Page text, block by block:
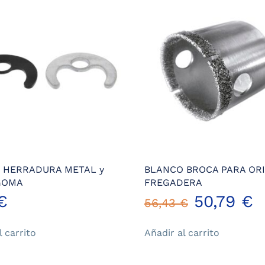
HERRADURA METAL y
carrito
BLANCO BROCA PARA
FREGADERA
56,43€ El
precio
50,79 €
Añadir al carrito